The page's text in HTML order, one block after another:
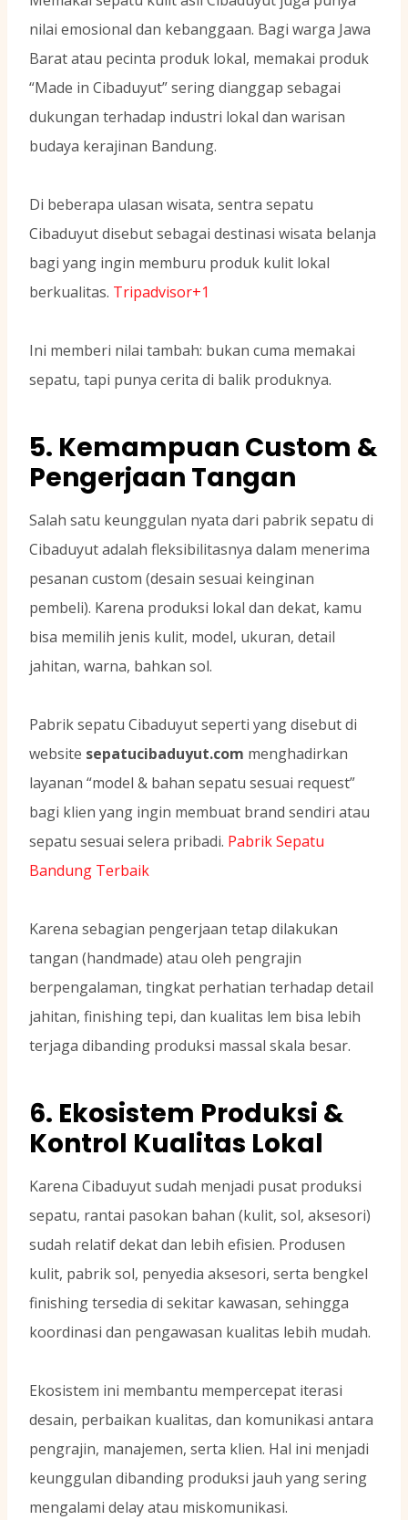
nilai emosional dan kebanggaan. Bagi warga Jawa
Barat atau pecinta produk lokal, memakai produk
“Made in Cibaduyut” sering dianggap sebagai
dukungan terhadap industri lokal dan warisan
budaya kerajinan Bandung.
Di beberapa ulasan wisata, sentra sepatu
Cibaduyut disebut sebagai destinasi wisata belanja
bagi yang ingin memburu produk kulit lokal
berkualitas. Tripadvisor+1
Ini memberi nilai tambah: bukan cuma memakai
sepatu, tapi punya cerita di balik produknya.
5. Kemampuan Custom &
Pengerjaan Tangan
Salah satu keunggulan nyata dari pabrik sepatu di
Cibaduyut adalah fleksibilitasnya dalam menerima
pesanan custom (desain sesuai keinginan
pembeli). Karena produksi lokal dan dekat, kamu
bisa memilih jenis kulit, model, ukuran, detail
jahitan, warna, bahkan sol.
Pabrik sepatu Cibaduyut seperti yang disebut di
website sepatucibaduyut.com menghadirkan
layanan “model & bahan sepatu sesuai request”
bagi klien yang ingin membuat brand sendiri atau
sepatu sesuai selera pribadi. Pabrik Sepatu
Bandung Terbaik
Karena sebagian pengerjaan tetap dilakukan
tangan (handmade) atau oleh pengrajin
berpengalaman, tingkat perhatian terhadap detail
jahitan, finishing tepi, dan kualitas lem bisa lebih
terjaga dibanding produksi massal skala besar.
6. Ekosistem Produksi &
Kontrol Kualitas Lokal
Karena Cibaduyut sudah menjadi pusat produksi
sepatu, rantai pasokan bahan (kulit, sol, aksesori)
sudah relatif dekat dan lebih efisien. Produsen
kulit, pabrik sol, penyedia aksesori, serta bengkel
finishing tersedia di sekitar kawasan, sehingga
koordinasi dan pengawasan kualitas lebih mudah.
Ekosistem ini membantu mempercepat iterasi
desain, perbaikan kualitas, dan komunikasi antara
pengrajin, manajemen, serta klien. Hal ini menjadi
keunggulan dibanding produksi jauh yang sering
mengalami delay atau miskomunikasi.